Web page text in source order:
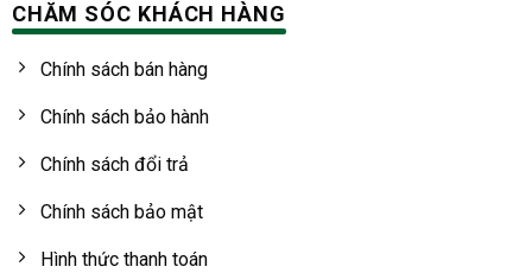
CHĂM SÓC KHÁCH HÀNG
Chính sách bán hàng
Chính sách bảo hành
Chính sách đổi trả
Chính sách bảo mật
Hình thức thanh toán